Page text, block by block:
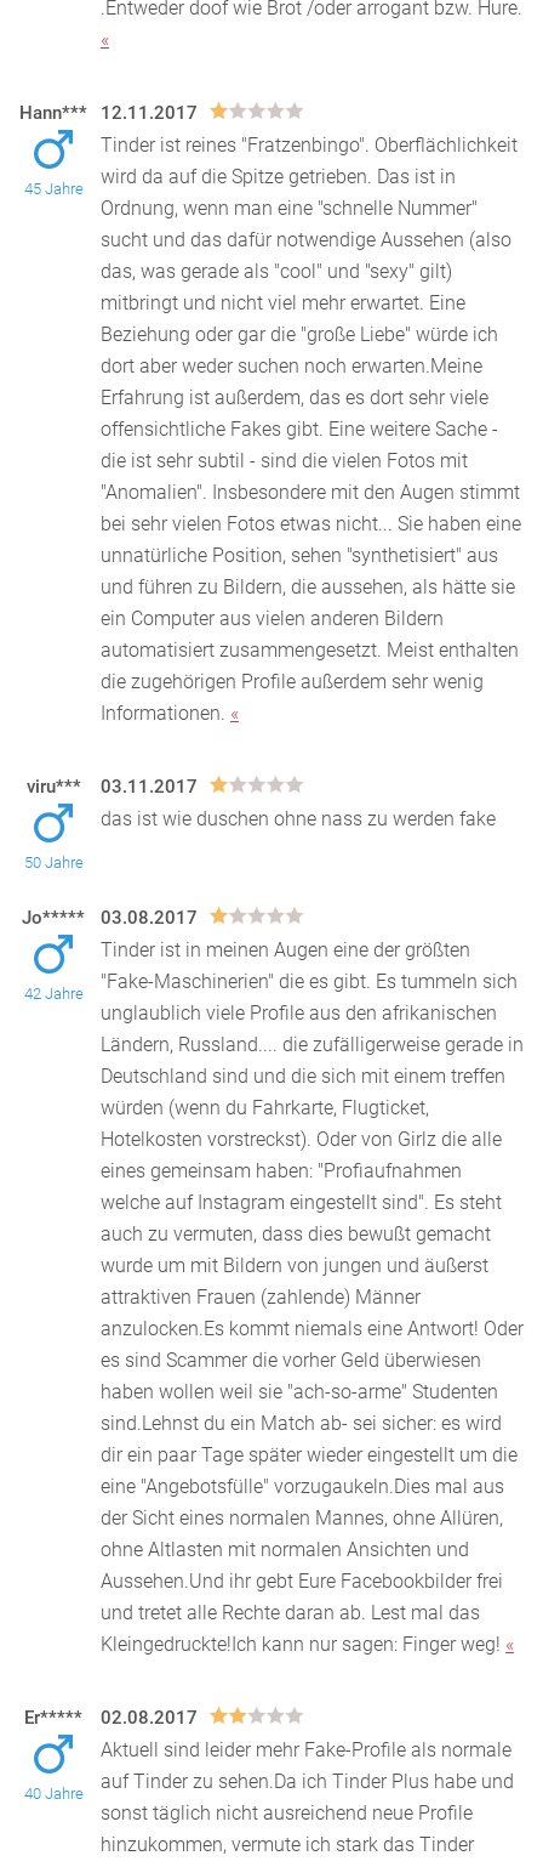
.Entweder doof wie Brot /oder arrogant bzw. Hure.
«
Hann***
45 Jahre
12.11.2017
Tinder ist reines "Fratzenbingo". Oberflächlichkeit
wird da auf die Spitze getrieben. Das ist in
Ordnung, wenn man eine "schnelle Nummer"
sucht und das dafür notwendige Aussehen (also
das, was gerade als "cool" und "sexy" gilt)
mitbringt und nicht viel mehr erwartet. Eine
Beziehung oder gar die "große Liebe" würde ich
dort aber weder suchen noch erwarten.Meine
Erfahrung ist außerdem, das es dort sehr viele
offensichtliche Fakes gibt. Eine weitere Sache -
die ist sehr subtil - sind die vielen Fotos mit
"Anomalien". Insbesondere mit den Augen stimmt
bei sehr vielen Fotos etwas nicht... Sie haben eine
unnatürliche Position, sehen "synthetisiert" aus
und führen zu Bildern, die aussehen, als hätte sie
ein Computer aus vielen anderen Bildern
automatisiert zusammengesetzt. Meist enthalten
die zugehörigen Profile außerdem sehr wenig
Informationen. «
viru***
50 Jahre
03.11.2017
das ist wie duschen ohne nass zu werden fake
Jo*****
42 Jahre
03.08.2017
Tinder ist in meinen Augen eine der größten
"Fake-Maschinerien" die es gibt. Es tummeln sich
unglaublich viele Profile aus den afrikanischen
Ländern, Russland.... die zufälligerweise gerade in
Deutschland sind und die sich mit einem treffen
würden (wenn du Fahrkarte, Flugticket,
Hotelkosten vorstreckst). Oder von Girlz die alle
eines gemeinsam haben: "Profiaufnahmen
welche auf Instagram eingestellt sind". Es steht
auch zu vermuten, dass dies bewußt gemacht
wurde um mit Bildern von jungen und äußerst
attraktiven Frauen (zahlende) Männer
anzulocken.Es kommt niemals eine Antwort! Oder
es sind Scammer die vorher Geld überwiesen
haben wollen weil sie "ach-so-arme" Studenten
sind.Lehnst du ein Match ab- sei sicher: es wird
dir ein paar Tage später wieder eingestellt um die
eine "Angebotsfülle" vorzugaukeln.Dies mal aus
der Sicht eines normalen Mannes, ohne Allüren,
ohne Altlasten mit normalen Ansichten und
Aussehen.Und ihr gebt Eure Facebookbilder frei
und tretet alle Rechte daran ab. Lest mal das
Kleingedruckte!Ich kann nur sagen: Finger weg! «
Er*****
40 Jahre
02.08.2017
Aktuell sind leider mehr Fake-Profile als normale
auf Tinder zu sehen.Da ich Tinder Plus habe und
sonst täglich nicht ausreichend neue Profile
hinzukommen, vermute ich stark das Tinder